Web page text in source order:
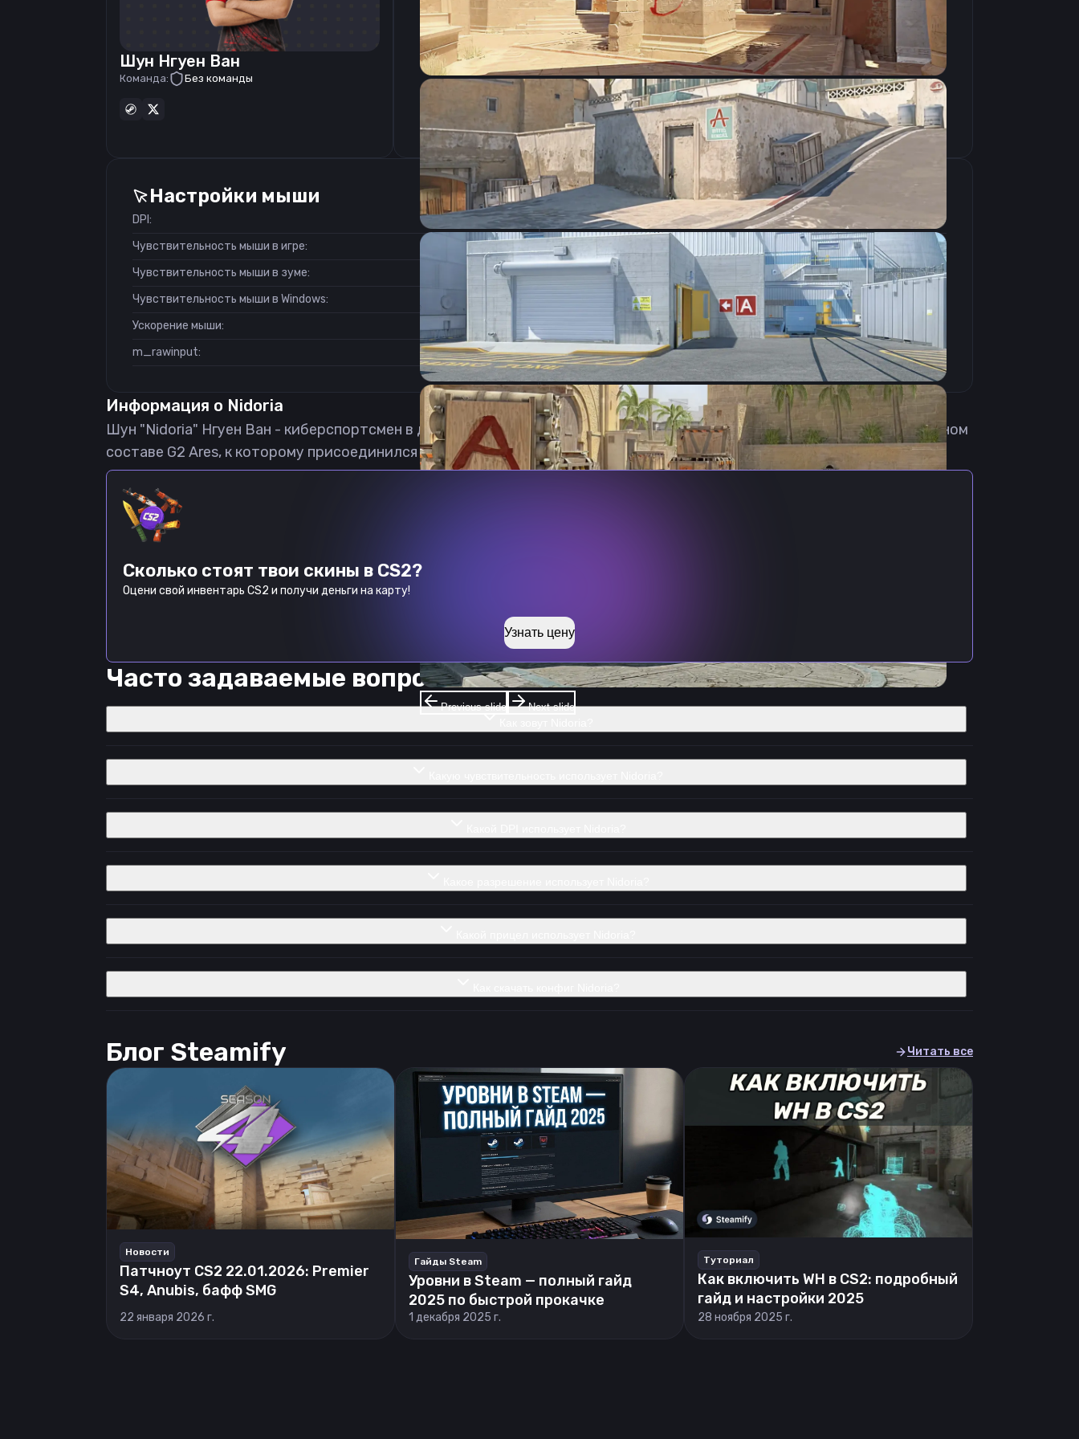
Шун Нгуен Ван
Команда: Без команды
Previous slide Next slide
CSGO-hLcUt-kyxdA-6ZJim-SsPKJ-MYXTB
Скопировать
Настройки мыши
DPI:
400
Чувствительность мыши в игре:
Чувствительность мыши в зуме:
1
Чувствительность мыши в Windows:
6/11
Ускорение мыши:
m_rawinput:
1
Настройки экрана
Разрешение
1280×960
Соотношение сторон
4:3
Формат изображения
Растянутое
Частота обновления
Информация о Nidoria
Шун "Nidoria" Нгуен Ван - киберспортсмен в дисциплине Counter-Strike 2 из Франции. Начал карьеру игрока в молодежном
составе G2 Ares, к которому присоединился в мае 2025 года. Ранее выступал под ником: Nidoriaa.
Сколько стоят твои скины в CS2?
Оцени свой инвентарь CS2 и получи деньги на карту!
Узнать цену
Часто задаваемые вопросы кNidoria
Блог Steamify Читать все
Новости
Патчноут CS2 22.01.2026: Premier
S4, Anubis, бафф SMG
22 января 2026 г.
Гайды Steam
Уровни в Steam — полный гайд
2025 по быстрой прокачке
1 декабря 2025 г.
Туториал
Как включить WH в CS2: подробный
гайд и настройки 2025
28 ноября 2025 г.